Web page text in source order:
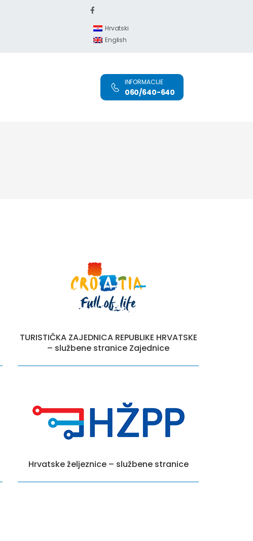
Hrvatski
English
INFORMACIJE
060/640-640
TURISTIČKA ZAJEDNICA REPUBLIKE HRVATSKE
– službene stranice Zajednice
Hrvatske željeznice – službene stranice